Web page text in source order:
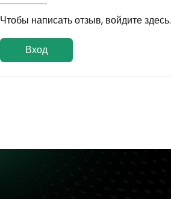
Чтобы написать отзыв, войдите здесь.
Вход